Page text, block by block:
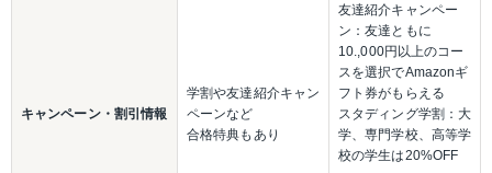
キャンペーン・割引情報
学割や友達紹介キャン
ペーンなど
合格特典もあり
友達紹介キャンペー
ン：友達ともに
10.,000円以上のコー
スを選択でAmazonギ
フト券がもらえる
スタディング学割：大
学、専門学校、高等学
校の学生は20%OFF